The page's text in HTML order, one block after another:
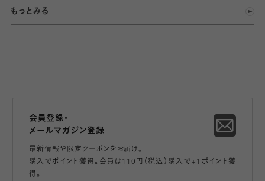
もっとみる
会員登録・
メールマガジン登録
最新情報や限定クーポンをお届け。
購入でポイント獲得。会員は110円（税込）購入で+1ポイント獲
得。